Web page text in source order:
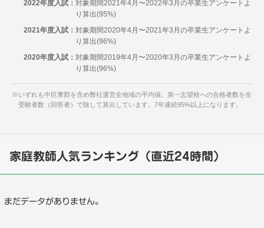
2022年度入試： 対象期間2021年4月〜2022年3月の卒業生アンケートよ
り算出(95%)
2021年度入試： 対象期間2020年4月〜2021年3月の卒業生アンケートよ
り算出(96%)
2020年度入試： 対象期間2019年4月〜2020年3月の卒業生アンケートよ
り算出(96%)
※いずれも中巨摩郡を含め弊社運営全地域の平均値。第一志望校への合格者数を全
受験者数（回答者）で除して算出しています。7年連続95%以上になります。
家庭教師人気ランキング（直近24時間）
まだデータがありません。